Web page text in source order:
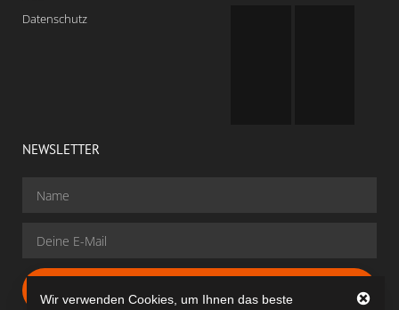
Datenschutz
NEWSLETTER
Gratis Anmelden
Wir verwenden Cookies, um Ihnen das beste